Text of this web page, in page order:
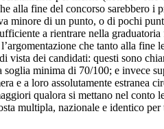
alla fine del concorso sarebbero i
minore di un punto, o di pochi
a rientrare nella
che tanto alla fine
vista dei candidati: questi sono
minima di 70/100; e invece
e a loro assolutamente estranea
qualora si mettano nel conto
multipla, nazionale e identico